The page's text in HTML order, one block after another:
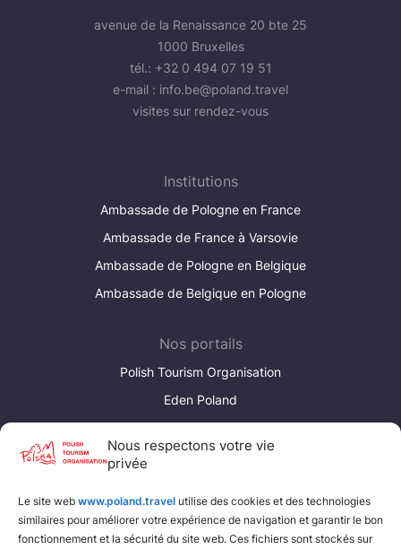
Nous respectons votre vie
privée
Le site web www.poland.travel utilise des cookies et des technologies
similaires pour améliorer votre expérience de navigation et garantir le bon
fonctionnement et la sécurité du site web. Ces fichiers sont stockés sur
avenue de la Renaissance 20 bte 25
1000 Bruxelles
tél.: +32 0 494 07 19 51
e-mail : info.be@poland.travel
visites sur rendez-vous
Institutions
Ambassade de Pologne en France
Ambassade de France à Varsovie
Ambassade de Pologne en Belgique
Ambassade de Belgique en Pologne
Nos portails
Polish Tourism Organisation
Eden Poland
Poland Convention Bureau
Fédération polonaise de camping et de caravaning
Fédération polonaise du tourisme rural